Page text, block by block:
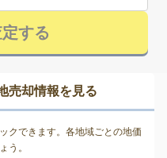
する
売却情報を見る
クできます。各地域ごとの地価
う。